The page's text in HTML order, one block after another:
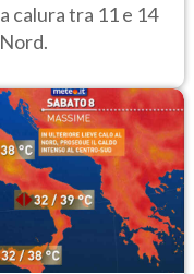
calura tra 11 e 14